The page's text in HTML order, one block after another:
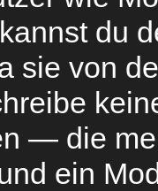
du
sie von
— die
ein